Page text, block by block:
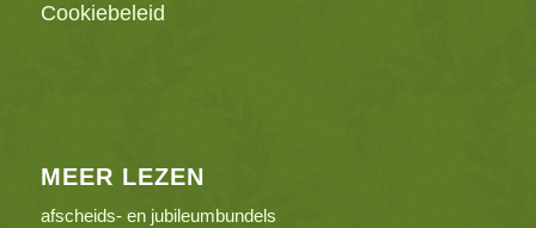
Cookiebeleid
MEER LEZEN
afscheids- en jubileumbundels